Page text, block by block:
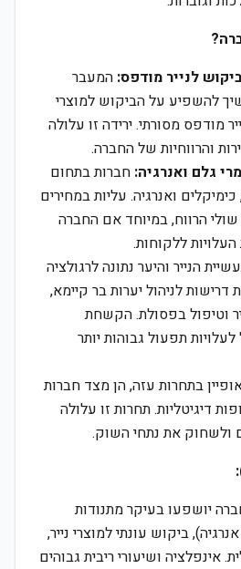
לנייר מודפס: המעבר
להשפיע על הביקוש למוצרי
מודפס מסורתי. ירידה זו עלולה
והרווחיות של החברה.
גלם ואנרגיה: חברות בתחום
כימיקלים ואנרגיה. עליות במחירים
הרווח, במיוחד אם החברה
ללקוחות.
הנייר והיער נתונה לרגולציה
לניהול יערות בר קיימא,
וטיפול בפסולת. הקשחת
תפעול גבוהות יותר
בתחרות עזה, הן מצד חברות
דיגיטליות. תחרות זו עלולה
ולשחוק את נתחי השוק.
יושפעו בעיקר מתנודות
ביקוש עונתי למוצרי נייר,
אינפלציה ושיעורי ריבית גבוהים